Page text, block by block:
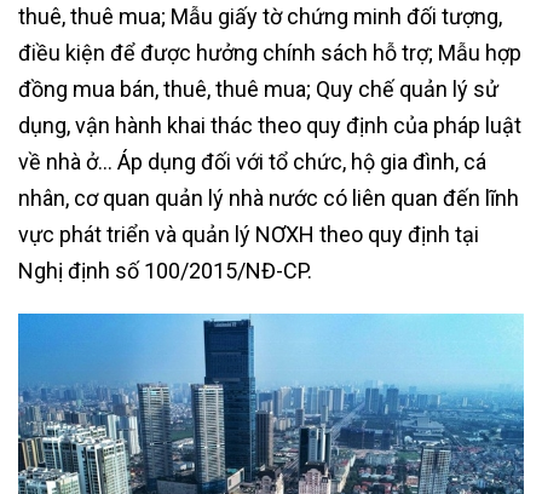
thuê, thuê mua; Mẫu giấy tờ chứng minh đối tượng,
điều kiện để được hưởng chính sách hỗ trợ; Mẫu hợp
đồng mua bán, thuê, thuê mua; Quy chế quản lý sử
dụng, vận hành khai thác theo quy định của pháp luật
về nhà ở… Áp dụng đối với tổ chức, hộ gia đình, cá
nhân, cơ quan quản lý nhà nước có liên quan đến lĩnh
vực phát triển và quản lý NƠXH theo quy định tại
Nghị định số 100/2015/NĐ-CP.